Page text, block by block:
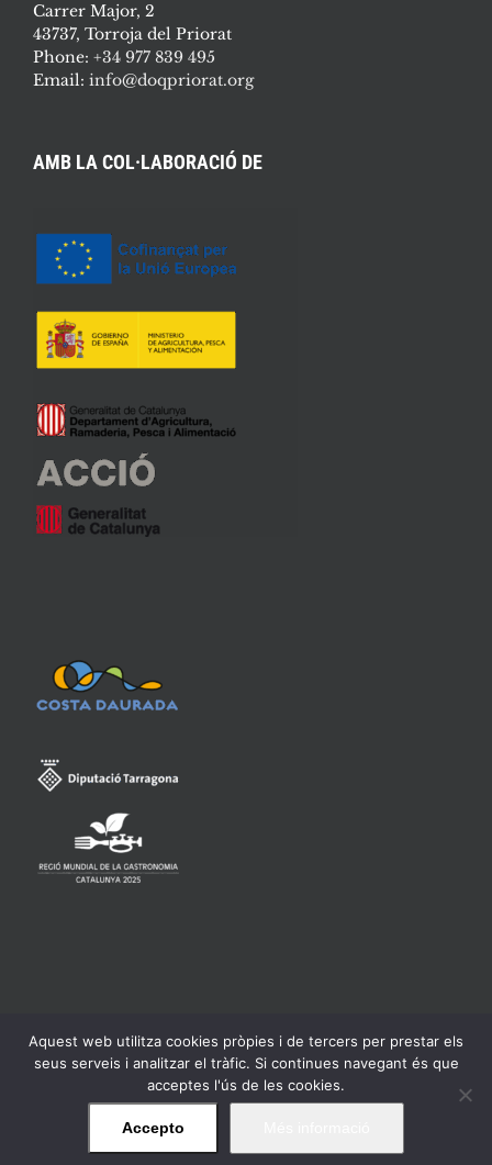
Carrer Major, 2
43737, Torroja del Priorat
Phone: +34 977 839 495
Email: info@doqpriorat.org
AMB LA COL·LABORACIÓ DE
Consell Regulador de la Denominació d'Origen Qualificada
Priorat -Avís legal
Aquest web utilitza cookies pròpies i de tercers per prestar els
seus serveis i analitzar el tràfic. Si continues navegant és que
acceptes l'ús de les cookies.
Accepto